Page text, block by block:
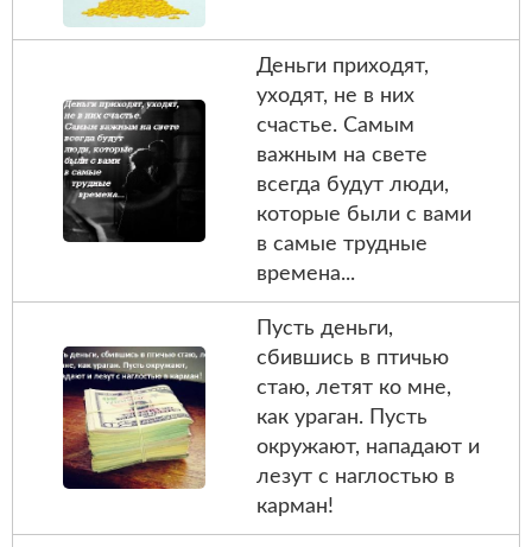
Деньги приходят,
уходят, не в них
счастье. Самым
важным на свете
всегда будут люди,
которые были с вами
в самые трудные
времена...
Пусть деньги,
сбившись в птичью
стаю, летят ко мне,
как ураган. Пусть
окружают, нападают и
лезут с наглостью в
карман!